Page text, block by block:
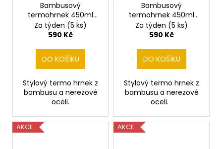
Bambusový
termohrnek 450ml
Státní znak Čr a
hokejový brankář
Za týden (5 ks)
590 Kč
DO KOŠÍKU
Stylový termo hrnek z
bambusu a nerezové
oceli.
Bambusový
termohrnek 450ml
tenista
Za týden (5 ks)
590 Kč
DO KOŠÍKU
Stylový termo hrnek z
bambusu a nerezové
oceli.
AKCE AKCE